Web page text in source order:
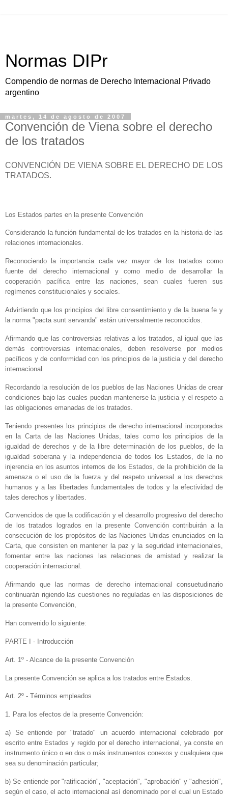
Normas DIPr
Compendio de normas de Derecho Internacional Privado
argentino
martes, 14 de agosto de 2007
Convención de Viena sobre el derecho
de los tratados
CONVENCIÓN DE VIENA SOBRE EL DERECHO DE LOS
TRATADOS.
Los Estados partes en la presente Convención
Considerando la función fundamental de los tratados en la historia de las
relaciones internacionales.
Reconociendo la importancia cada vez mayor de los tratados como
fuente del derecho internacional y como medio de desarrollar la
cooperación pacífica entre las naciones, sean cuales fueren sus
regímenes constitucionales y sociales.
Advirtiendo que los principios del libre consentimiento y de la buena fe y
la norma "pacta sunt servanda" están universalmente reconocidos.
Afirmando que las controversias relativas a los tratados, al igual que las
demás controversias internacionales, deben resolverse por medios
pacíficos y de conformidad con los principios de la justicia y del derecho
internacional.
Recordando la resolución de los pueblos de las Naciones Unidas de crear
condiciones bajo las cuales puedan mantenerse la justicia y el respeto a
las obligaciones emanadas de los tratados.
Teniendo presentes los principios de derecho internacional incorporados
en la Cartade las Naciones Unidas, tales como los principios de la
igualdad de derechos y de la libre determinación de los pueblos, de la
igualdad soberana y la independencia de todos los Estados, de la no
injerencia en los asuntos internos de los Estados, de la prohibición de la
amenaza o el uso de la fuerza y del respeto universal a los derechos
humanos y a las libertades fundamentales de todos y la efectividad de
tales derechos y libertades.
Convencidos de que la codificación y el desarrollo progresivo del derecho
de los tratados logrados en la presente Convención contribuirán a la
consecución de los propósitos de las Naciones Unidas enunciados en la
Carta, que consisten en mantener la paz y la seguridad internacionales,
fomentar entre las naciones las relaciones de amistad y realizar la
cooperación internacional.
Afirmando que las normas de derecho internacional consuetudinario
continuarán rigiendo las cuestiones no reguladas en las disposiciones de
la presente Convención,
Han convenido lo siguiente:
PARTE I - Introducción
Art. 1º - Alcance de la presente Convención
La presente Convención se aplica a los tratados entre Estados.
Art. 2º - Términos empleados
1. Para los efectos de la presente Convención:
a) Se entiende por "tratado" un acuerdo internacional celebrado por
escrito entre Estados y regido por el derecho internacional, ya conste en
instrumento único o en dos o más instrumentos conexos y cualquiera que
sea su denominación particular;
b) Se entiende por "ratificación", "aceptación", "aprobación" y "adhesión",
según el caso, el acto internacional así denominado por el cual un Estado